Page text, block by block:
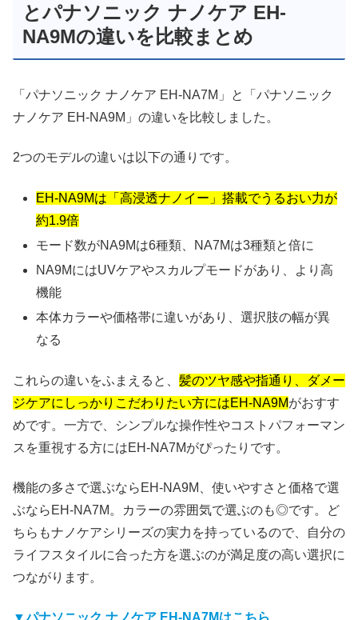
とパナソニック ナノケア EH-
NA9Mの違いを比較まとめ
「パナソニック ナノケア EH-NA7M」と「パナソニック
ナノケア EH-NA9M」の違いを比較しました。
2つのモデルの違いは以下の通りです。
EH-NA9Mは「高浸透ナノイー」搭載でうるおい力が
約1.9倍
モード数がNA9Mは6種類、NA7Mは3種類と倍に
NA9MにはUVケアやスカルプモードがあり、より高
機能
本体カラーや価格帯に違いがあり、選択肢の幅が異
なる
これらの違いをふまえると、 髪のツヤ感や指通り、ダメー
ジケアにしっかりこだわりたい方にはEH-NA9Mがおすす
めです。一方で、シンプルな操作性やコストパフォーマン
スを重視する方にはEH-NA7Mがぴったりです。
機能の多さで選ぶならEH-NA9M、使いやすさと価格で選
ぶならEH-NA7M。カラーの雰囲気で選ぶのも◎です。ど
ちらもナノケアシリーズの実力を持っているので、自分の
ライフスタイルに合った方を選ぶのが満足度の高い選択に
つながります。